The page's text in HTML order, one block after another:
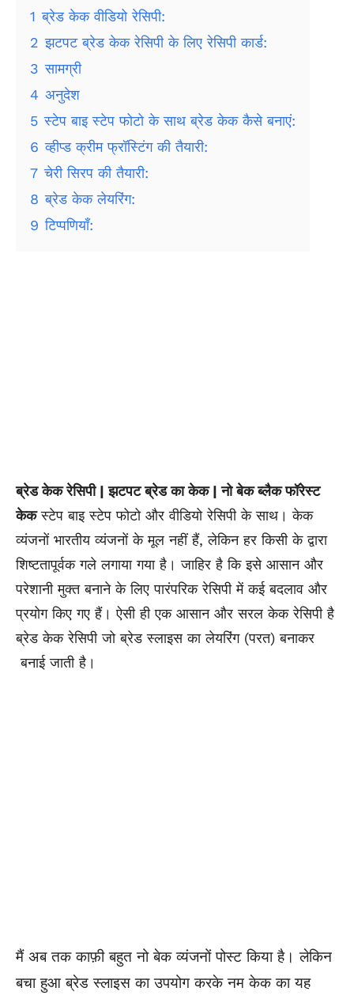
1 ब्रेड केक वीडियो रेसिपी:
2 झटपट ब्रेड केक रेसिपी के लिए रेसिपी कार्ड:
3 सामग्री
4 अनुदेश
5 स्टेप बाइ स्टेप फोटो के साथ ब्रेड केक कैसे बनाएं:
6 व्हीप्ड क्रीम फ्रॉस्टिंग की तैयारी:
7 चेरी सिरप की तैयारी:
8 ब्रेड केक लेयरिंग:
9 टिप्पणियाँ:
ब्रेड केक रेसिपी | झटपट ब्रेड का केक | नो बेक ब्लैक फॉरेस्ट
केकस्टेप बाइ स्टेप फोटो और वीडियो रेसिपी के साथ। केक
व्यंजनों भारतीय व्यंजनों के मूल नहीं हैं, लेकिन हर किसी के द्वारा
शिष्टतापूर्वक गले लगाया गया है। जाहिर है कि इसे आसान और
परेशानी मुक्त बनाने के लिए पारंपरिक रेसिपी में कई बदलाव और
प्रयोग किए गए हैं। ऐसी ही एक आसान और सरल केक रेसिपी है
ब्रेड केक रेसिपी जो ब्रेड स्लाइस का लेयरिंग (परत) बनाकर
बनाई जाती है।
मैं अब तक काफ़ी बहुत नो बेक व्यंजनों पोस्ट किया है। लेकिन
बचा हुआ ब्रेड स्लाइस का उपयोग करके नम केक का यह